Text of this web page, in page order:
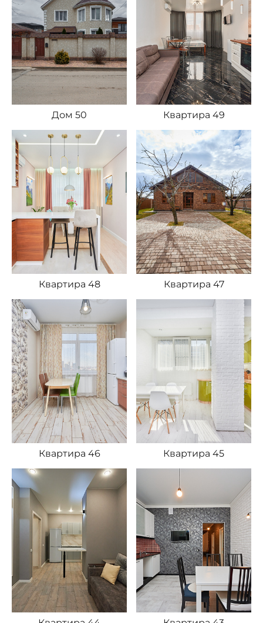
Дом 50 Квартира 49
Квартира 48 Квартира 47
Квартира 46 Квартира 45